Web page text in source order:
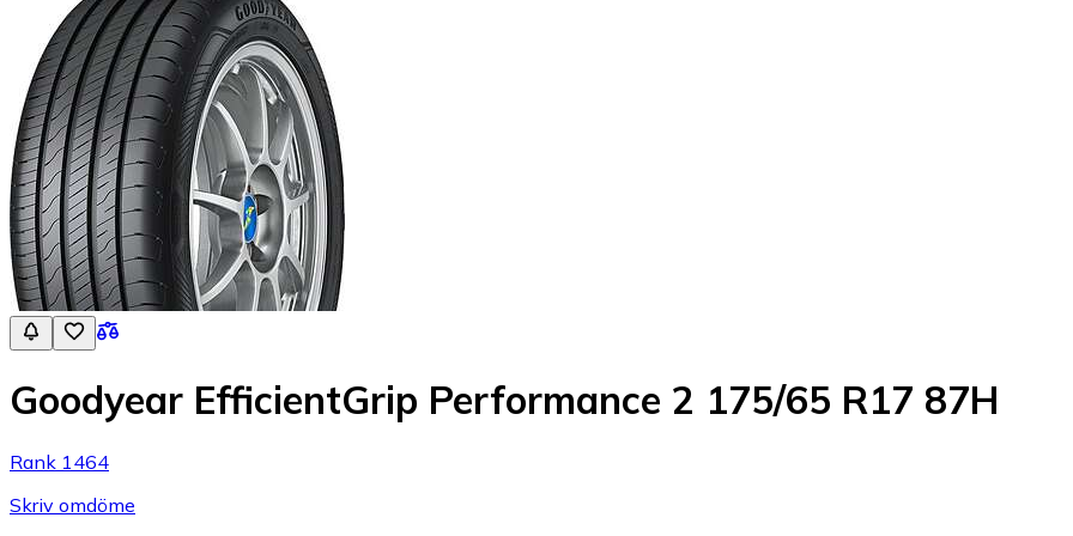
Goodyear EfficientGrip Performance 2 175/65 R17 87H
Rank 1464
Skriv omdöme